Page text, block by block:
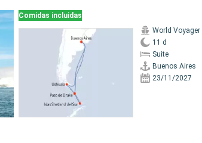
Comidas incluidas
World Voyager
11 d
Suite
Buenos Aires
23/11/2027